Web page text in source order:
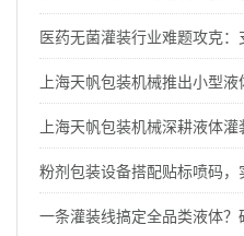
医药无菌灌装行业难题攻克
上海天帆包装机械推出小型
上海天帆包装机械深耕液体
粉剂包装设备搭配贴标喷码
一条灌装线搞定全品类液体